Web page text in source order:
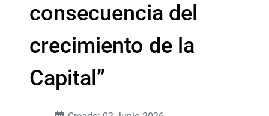
consecuencia del
crecimiento de la
Capital”